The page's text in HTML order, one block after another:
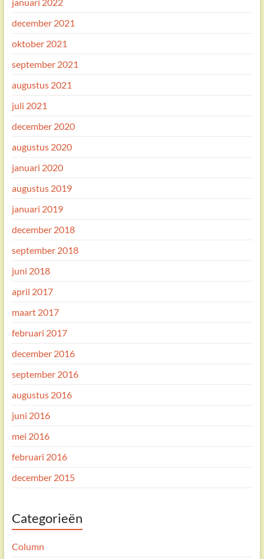
december 2021
oktober 2021
september 2021
augustus 2021
juli 2021
december 2020
augustus 2020
januari 2020
augustus 2019
januari 2019
december 2018
september 2018
juni 2018
april 2017
maart 2017
februari 2017
december 2016
september 2016
augustus 2016
juni 2016
mei 2016
februari 2016
december 2015
Categorieën
Column